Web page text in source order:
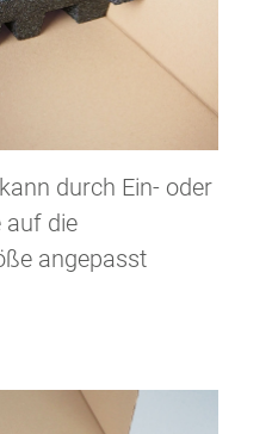
durch Ein- oder
auf die
angepasst